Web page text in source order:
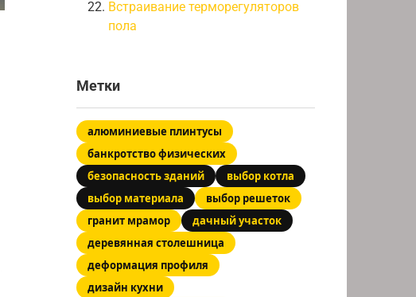
Встраивание терморегуляторов
пола
Метки
алюминиевые плинтусы
банкротство физических
безопасность зданий
выбор котла
выбор материала
выбор решеток
гранит мрамор
дачный участок
деревянная столешница
деформация профиля
дизайн кухни